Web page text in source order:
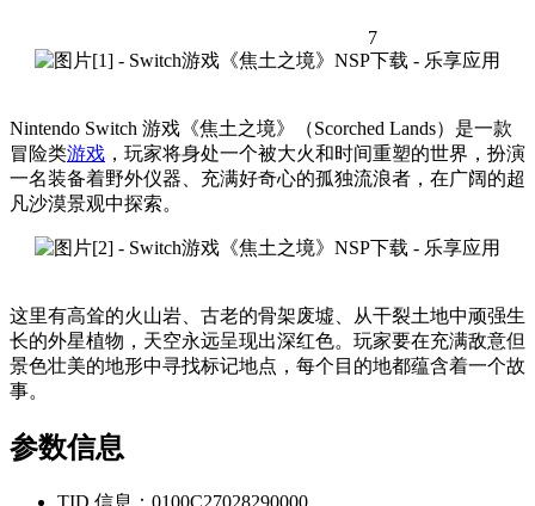
7
Nintendo Switch 游戏《焦土之境》（Scorched Lands）是一款
冒险类游戏 ，玩家将身处一个被大火和时间重塑的世界，扮演
一名装备着野外仪器、充满好奇心的孤独流浪者，在广阔的超
凡沙漠景观中探索。
这里有高耸的火山岩、古老的骨架废墟、从干裂土地中顽强生
长的外星植物，天空永远呈现出深红色。玩家要在充满敌意但
景色壮美的地形中寻找标记地点，每个目的地都蕴含着一个故
事。
参数信息
TID 信息：0100C27028290000